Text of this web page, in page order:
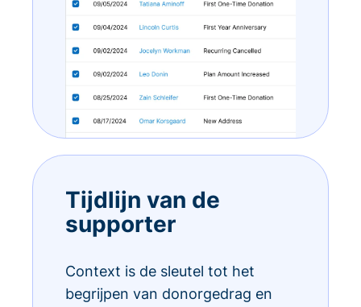
Tijdlijn van de
supporter
Context is de sleutel tot het
begrijpen van donorgedrag en